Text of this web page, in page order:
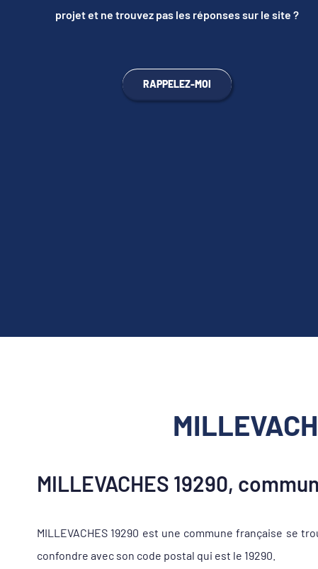
projet et ne trouvez pas les réponses sur le site ?
RAPPELEZ-MOI
MILLEVACHES 19290,
MILLEVACHES 19290 est une commune française se
confondre avec son code postal qui est le 19290.